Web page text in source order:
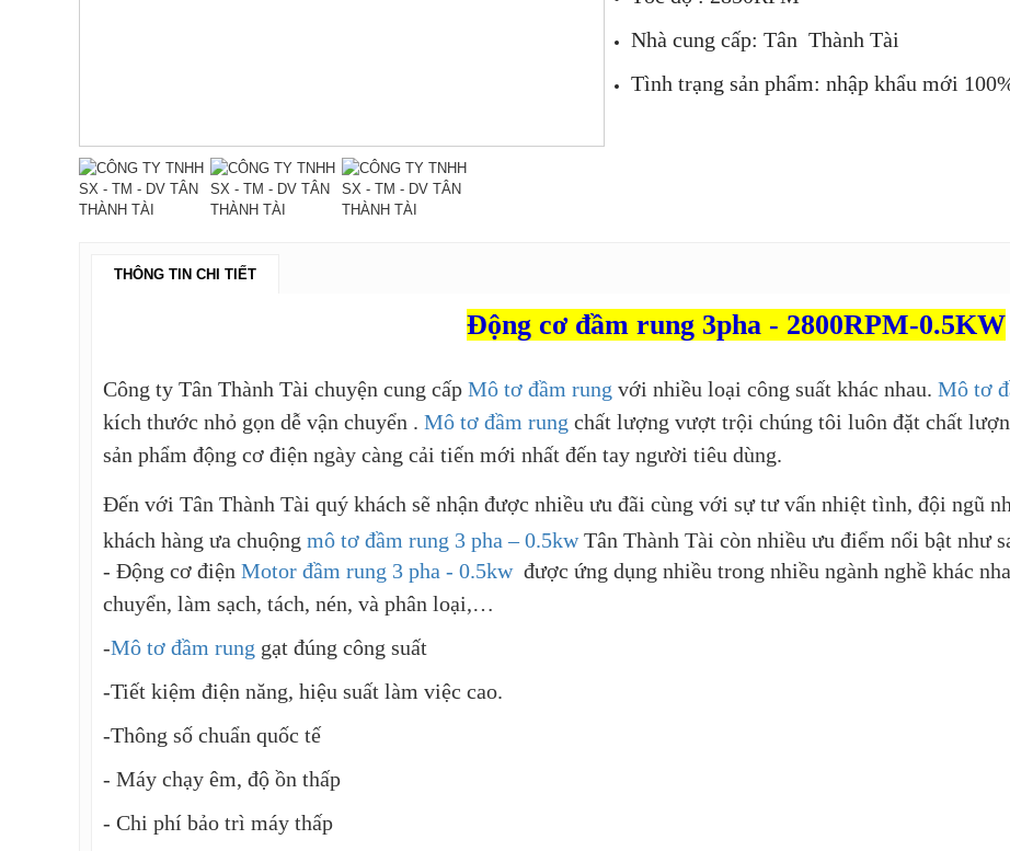
Nhà cung cấp: Tân Thành Tài
Tình trạng sản phẩm: nhập khẩu mới
THÔNG TIN CHI TIẾT
Động cơ đầm rung 3pha - 2800RPM-0.5KW
Công ty Tân Thành Tài chuyện cung cấp Mô tơ đầm rung với nhiều loại công suất khác nhau. Mô tơ
kích thước nhỏ gọn dễ vận chuyển . Mô tơ đầm rung chất lượng vượt trội chúng tôi luôn đặt chất
sản phẩm động cơ điện ngày càng cải tiến mới nhất đến tay người tiêu dùng.
Đến với Tân Thành Tài quý khách sẽ nhận được nhiều ưu đãi cùng với sự tư vấn nhiệt tình, đội ngũ
khách hàng ưa chuộng mô tơ đầm rung 3 pha – 0.5kwTân Thành Tài còn nhiều ưu điểm nổi bật như
- Động cơ điện Motor đầm rung 3 pha - 0.5kw được ứng dụng nhiều trong nhiều ngành nghề khác
chuyển, làm sạch, tách, nén, và phân loại,…
-Mô tơ đầm rung gạt đúng công suất
-Tiết kiệm điện năng, hiệu suất làm việc cao.
-Thông số chuẩn quốc tế
- Máy chạy êm, độ ồn thấp
- Chi phí bảo trì máy thấp